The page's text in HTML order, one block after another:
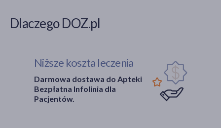
Dlaczego DOZ.pl
Niższe koszta leczenia
Darmowa dostawa do Apteki
Bezpłatna Infolinia dla
Pacjentów.